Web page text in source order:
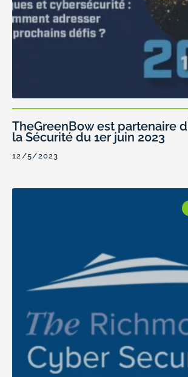
TheGreenBow est partenaire
la Sécurité du 1er juin 2023
12/5/2023